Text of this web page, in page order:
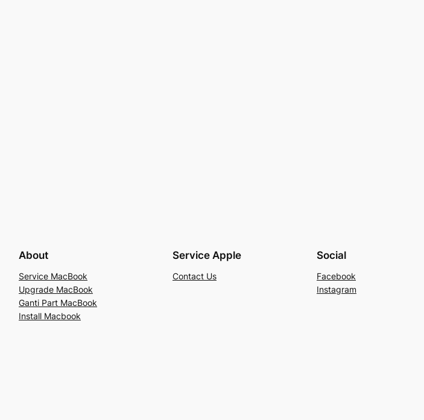
About
Service MacBook
Upgrade MacBook
Ganti Part MacBook
Install Macbook
Service Apple
Contact Us
Social
Facebook
Instagram